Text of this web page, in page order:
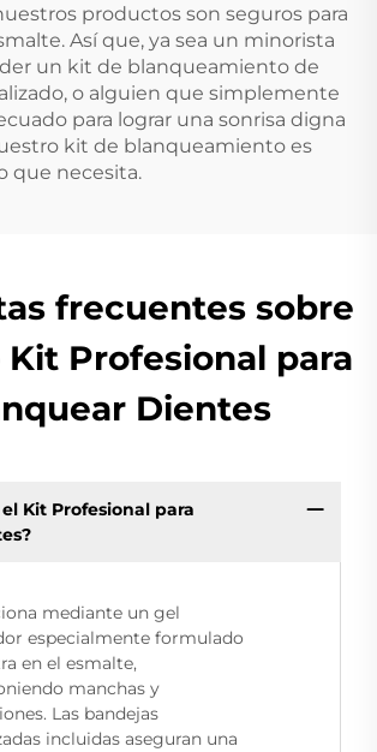
productos son seguros para
Así que, ya sea un minorista
un kit de blanqueamiento de
o alguien que simplemente
para lograr una sonrisa digna
kit de blanqueamiento es
que necesita.
frecuentes sobre
Profesional para
Dientes
Kit Profesional para
mediante un gel
especialmente formulado
en el esmalte,
manchas y
Las bandejas
incluidas aseguran una